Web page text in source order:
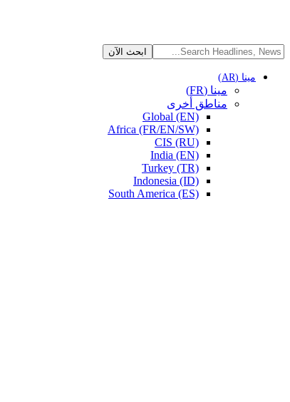
مينا (AR)
مينا (FR)
مناطق أخرى
Global (EN)
Africa (FR/EN/SW)
CIS (RU)
India (EN)
Turkey (TR)
Indonesia (ID)
South America (ES)